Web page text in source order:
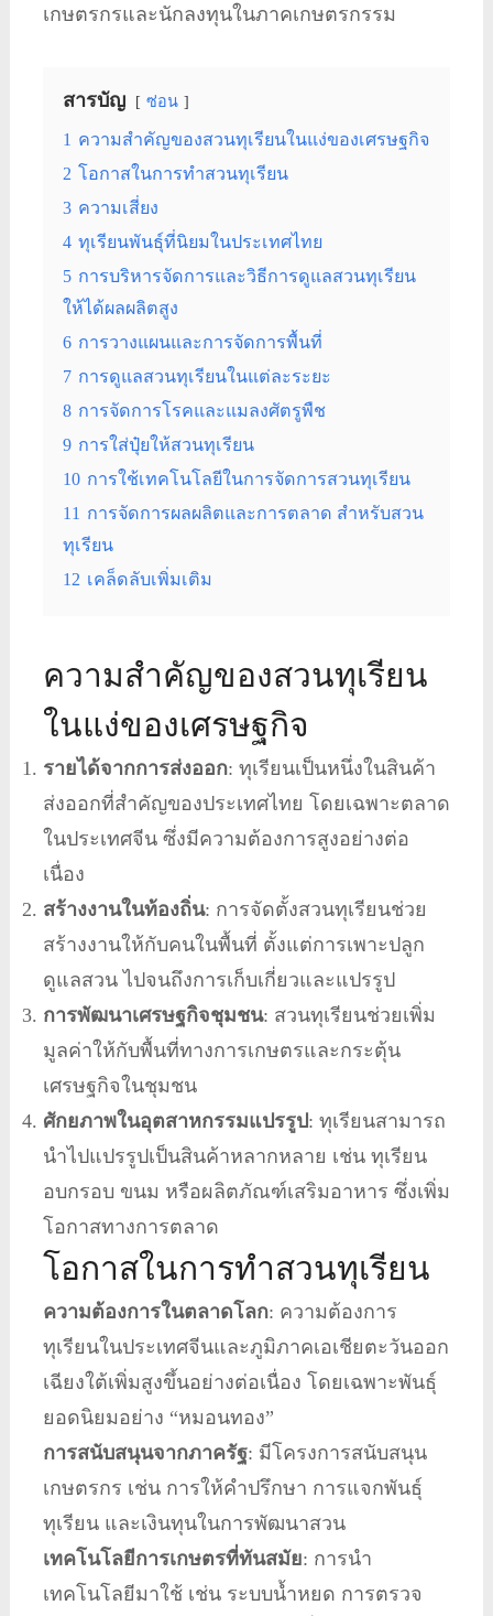
เกษตรกรและนักลงทุนในภาคเกษตรกรรม
สารบัญ ซ่อน
1 ความสำคัญของสวนทุเรียนในแง่ของเศรษฐกิจ
2 โอกาสในการทำสวนทุเรียน
3 ความเสี่ยง
4 ทุเรียนพันธุ์ที่นิยมในประเทศไทย
5 การบริหารจัดการและวิธีการดูแลสวนทุเรียน
ให้ได้ผลผลิตสูง
6 การวางแผนและการจัดการพื้นที่
7 การดูแลสวนทุเรียนในแต่ละระยะ
8 การจัดการโรคและแมลงศัตรูพืช
9 การใส่ปุ๋ยให้สวนทุเรียน
10 การใช้เทคโนโลยีในการจัดการสวนทุเรียน
11 การจัดการผลผลิตและการตลาด สำหรับสวน
ทุเรียน
12 เคล็ดลับเพิ่มเติม
ความสำคัญของสวนทุเรียน
ในแง่ของเศรษฐกิจ
รายได้จากการส่งออก: ทุเรียนเป็นหนึ่งในสินค้า
ส่งออกที่สำคัญของประเทศไทย โดยเฉพาะตลาด
ในประเทศจีน ซึ่งมีความต้องการสูงอย่างต่อ
เนื่อง
สร้างงานในท้องถิ่น: การจัดตั้งสวนทุเรียนช่วย
สร้างงานให้กับคนในพื้นที่ ตั้งแต่การเพาะปลูก
ดูแลสวน ไปจนถึงการเก็บเกี่ยวและแปรรูป
การพัฒนาเศรษฐกิจชุมชน: สวนทุเรียนช่วยเพิ่ม
มูลค่าให้กับพื้นที่ทางการเกษตรและกระตุ้น
เศรษฐกิจในชุมชน
ศักยภาพในอุตสาหกรรมแปรรูป: ทุเรียนสามารถ
นำไปแปรรูปเป็นสินค้าหลากหลาย เช่น ทุเรียน
อบกรอบ ขนม หรือผลิตภัณฑ์เสริมอาหาร ซึ่งเพิ่ม
โอกาสทางการตลาด
โอกาสในการทำสวนทุเรียน
ความต้องการในตลาดโลก: ความต้องการ
ทุเรียนในประเทศจีนและภูมิภาคเอเชียตะวันออก
เฉียงใต้เพิ่มสูงขึ้นอย่างต่อเนื่อง โดยเฉพาะพันธุ์
ยอดนิยมอย่าง “หมอนทอง”
การสนับสนุนจากภาครัฐ: มีโครงการสนับสนุน
เกษตรกร เช่น การให้คำปรึกษา การแจกพันธุ์
ทุเรียน และเงินทุนในการพัฒนาสวน
เทคโนโลยีการเกษตรที่ทันสมัย: การนำ
เทคโนโลยีมาใช้ เช่น ระบบน้ำหยด การตรวจ